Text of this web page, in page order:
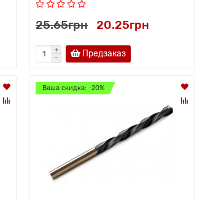
25.65грн 20.25грн
Предзаказ
Ваша скидка: -20%